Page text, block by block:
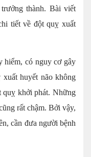
thành. Bài viết
tiết về đột quỵ xuất
hiểm, có nguy cơ gây
huyết não không
quỵ khởi phát. Những
rất chậm. Bởi vậy,
cần đưa người bệnh